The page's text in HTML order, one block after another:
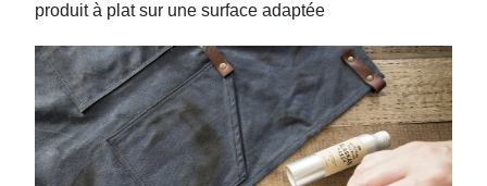
produit à plat sur une surface adaptée